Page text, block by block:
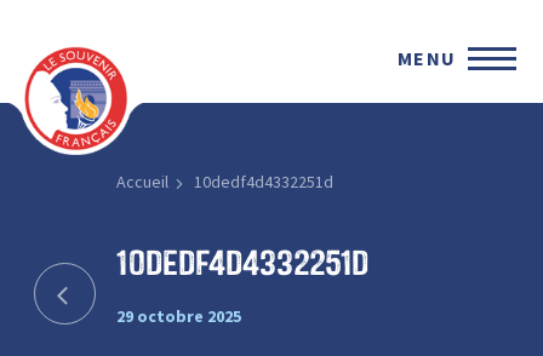
MENU
Accueil 10dedf4d4332251d
10dedf4d4332251d
29 octobre 2025